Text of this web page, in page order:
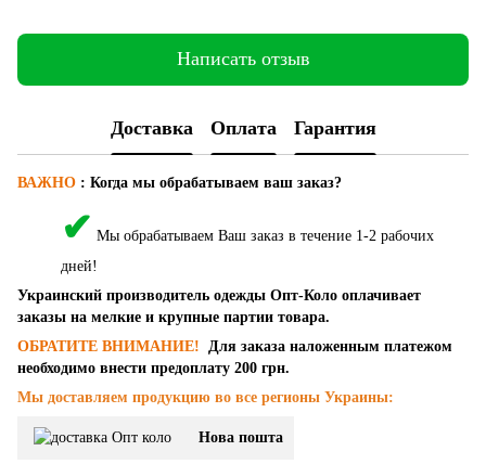
Написать отзыв
Доставка Оплата Гарантия
ВАЖНО : Когда мы обрабатываем ваш заказ?
✔ Мы обрабатываем Ваш заказ в течение 1-2 рабочих
дней!
Украинский производитель одежды Опт-Коло оплачивает
заказы на мелкие и крупные партии товара.
ОБРАТИТЕ ВНИМАНИЕ!
Для заказа наложенным платежом
необходимо внести предоплату 200 грн.
Мы доставляем продукцию во все регионы Украины:
Нова пошта